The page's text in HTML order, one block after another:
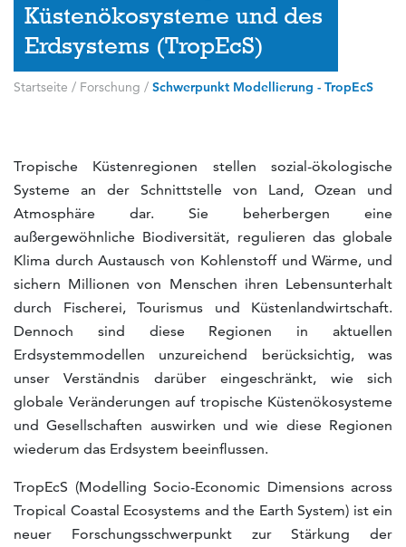
Küstenökosysteme und des
Erdsystems (TropEcS)
Startseite / Forschung / Schwerpunkt Modellierung - TropEcS
Tropische Küstenregionen stellen sozial-ökologische
Systeme an der Schnittstelle von Land, Ozean und
Atmosphäre dar. Sie beherbergen eine
außergewöhnliche Biodiversität, regulieren das globale
Klima durch Austausch von Kohlenstoff und Wärme, und
sichern Millionen von Menschen ihren Lebensunterhalt
durch Fischerei, Tourismus und Küstenlandwirtschaft.
Dennoch sind diese Regionen in aktuellen
Erdsystemmodellen unzureichend berücksichtig, was
unser Verständnis darüber eingeschränkt, wie sich
globale Veränderungen auf tropische Küstenökosysteme
und Gesellschaften auswirken und wie diese Regionen
wiederum das Erdsystem beeinflussen.
TropEcS (Modelling Socio-Economic Dimensions across
Tropical Coastal Ecosystems and the Earth System) ist ein
neuer Forschungsschwerpunkt zur Stärkung der